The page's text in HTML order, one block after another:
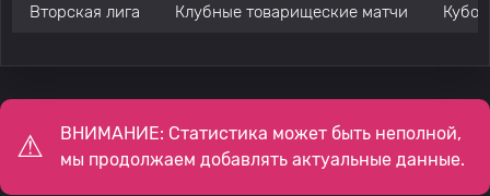
Вторская лига Клубные товарищеские матчи
ВНИМАНИЕ: Статистика может быть неполной,
мы продолжаем добавлять актуальные данные.